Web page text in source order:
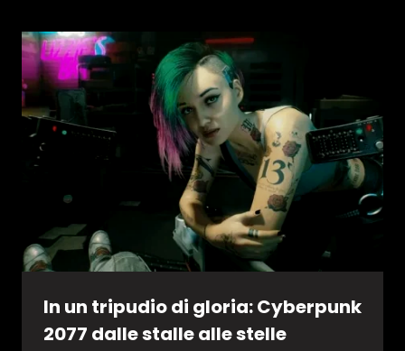
In un tripudio di gloria: Cyberpunk
2077 dalle stalle alle stelle